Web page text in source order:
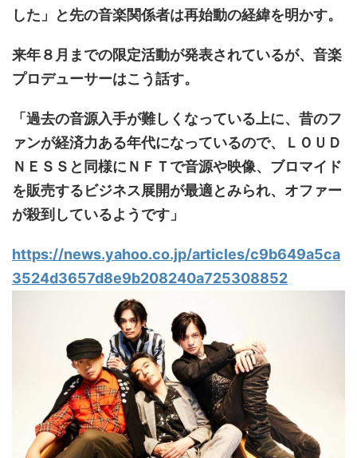
した」と先の音楽関係者は再始動の経緯を明かす。
来年８月までの限定活動が発表されているが、音楽
プロデューサーはこう話す。
「過去の音源入手が難しくなっている上に、昔のフ
ァンが経済力ある年代になっているので、ＬＯＵＤ
ＮＥＳＳと同様にＮＦＴで音源や映像、ブロマイド
を販売するビジネス展開が最適とみられ、オファー
が殺到しているようです」
https://news.yahoo.co.jp/articles/c9b649a5ca
3524d3657d8e9b208240a725308852